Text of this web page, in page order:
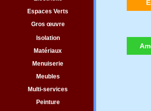
Espaces Verts
Gros œuvre
Isolation
Matériaux
Menuiserie
Meubles
Multi-services
Peinture